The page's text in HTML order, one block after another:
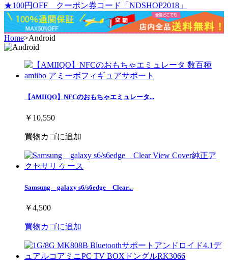
★100円OFF クーポン券コード「NDSHOP2018」
Home>Android
【AMIIQO】NFCのおもちゃエミュレータ...
￥10,550
買物カゴに追加
Samsung galaxy s6/s6edge Clear...
￥4,500
買物カゴに追加